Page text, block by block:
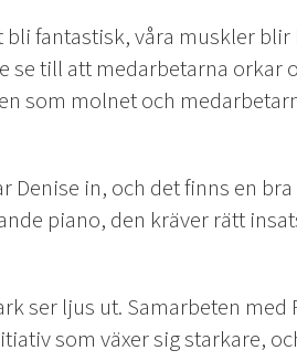
fantastisk, våra muskler blir
se till att medarbetarna
som molnet och
Denise in, och det finns en
piano, den kräver rätt
ser ljus ut. Samarbeten med
som växer sig starkare,